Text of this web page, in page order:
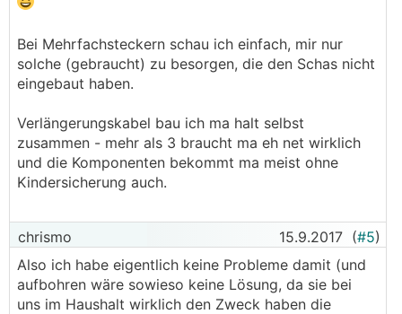
Bei Mehrfachsteckern schau ich einfach, mir nur
solche (gebraucht) zu besorgen, die den Schas nicht
eingebaut haben.
Verlängerungskabel bau ich ma halt selbst
zusammen - mehr als 3 braucht ma eh net wirklich
und die Komponenten bekommt ma meist ohne
Kindersicherung auch.
chrismo 15.9.2017 (#5)
Also ich habe eigentlich keine Probleme damit (und
aufbohren wäre sowieso keine Lösung, da sie bei
uns im Haushalt wirklich den Zweck haben die